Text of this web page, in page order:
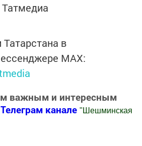
Татмедиа
Татарстана в
MАХ:
важным и интересным
Телеграм канале " Шешминская